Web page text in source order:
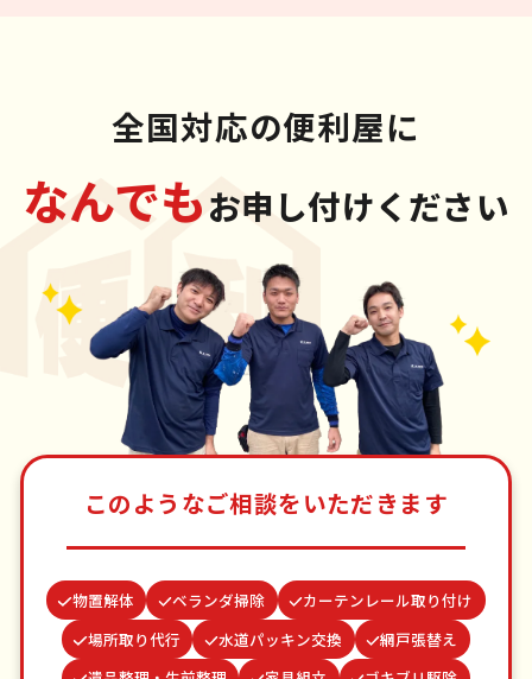
全国対応の便利屋に
なんでもお申し付けください
このようなご相談をいただきます
物置解体 ベランダ掃除
カーテンレール取り付け
場所取り代行
水道パッキン交換
網戸張替え